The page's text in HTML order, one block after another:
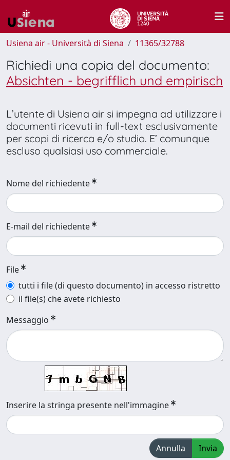
Usiena air - Università di Siena 11365/32788
Richiedi una copia del documento:
Absichten - begrifflich und empirisch
L’utente di Usiena air si impegna ad utilizzare i
documenti ricevuti in full-text esclusivamente
per scopi di ricerca e/o studio. E’ comunque
escluso qualsiasi uso commerciale.
Nome del richiedente
E-mail del richiedente
File
tutti i file (di questo documento) in accesso ristretto
il file(s) che avete richiesto
Messaggio
Inserire la stringa presente nell'immagine
Annulla Invia